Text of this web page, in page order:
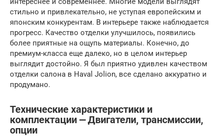
стильно и привлекательно, не уступая европейским и
японским конкурентам. В интерьере также наблюдается
прогресс. Качество отделки улучшилось, появились
более приятные на ощупь материалы. Конечно, до
премиум-класса еще далеко, но в целом интерьер
выглядит достойно. Я был приятно удивлен качеством
отделки салона в Haval Jolion, все сделано аккуратно и
продумано.
Технические характеристики и
комплектации ⎼ Двигатели, трансмиссии,
опции